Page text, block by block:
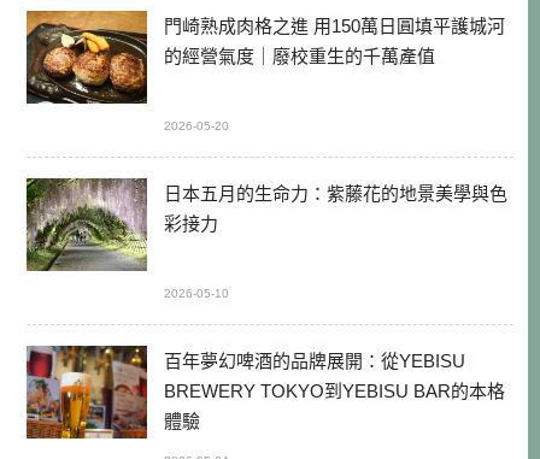
門崎熟成肉格之進 用150萬日圓填平護城河
的經營氣度｜廢校重生的千萬產值
2026-05-20
日本五月的生命力：紫藤花的地景美學與色
彩接力
2026-05-10
百年夢幻啤酒的品牌展開：從YEBISU
BREWERY TOKYO到YEBISU BAR的本格
體驗